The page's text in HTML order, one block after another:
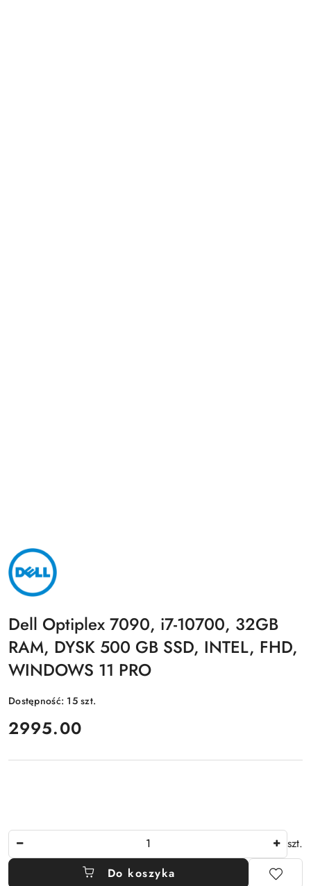
NAZWA
PRODUCENTA:
DELL
Dell Optiplex 7090, i7-10700, 32GB
RAM, DYSK 500 GB SSD, INTEL, FHD,
WINDOWS 11 PRO
Dostępność: 15szt.
cena:
2995.00
szt.
Do koszyka